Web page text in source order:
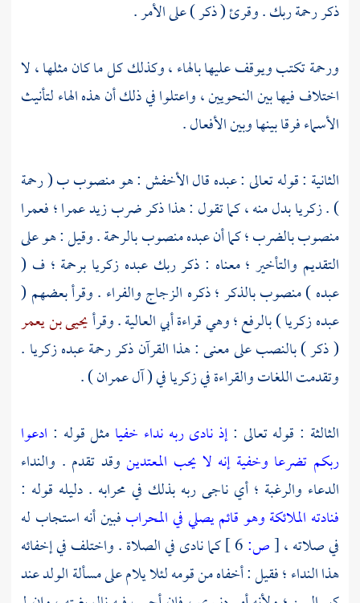
ذكر رحمة ربك . وقرئ ( ذكر ) على الأمر .
ورحمة تكتب ويوقف عليها بالهاء ، وكذلك كل ما كان مثلها ، لا
اختلاف فيها بين النحويين ، واعتلوا في ذلك أن هذه الهاء لتأنيث
الأسماء فرقا بينها وبين الأفعال .
الثانية : قوله تعالى : عبده قالالأخفش: هو منصوب ب ( رحمة
) . زكريا بدل منه ، كما تقول : هذا ذكر ضرب زيد عمرا ؛ فعمرا
منصوب بالضرب ؛ كما أن عبده منصوب بالرحمة . وقيل : هو على
التقديم والتأخير ؛ معناه : ذكر ربك عبده زكريا برحمة ؛ ف (
عبده ) منصوب بالذكر ؛ ذكره الزجاجوالفراء . وقرأ بعضهم (
عبده زكريا ) بالرفع ؛ وهي قراءةأبي العالية. وقرأيحيى بن يعمر
( ذكر ) بالنصب على معنى : هذا القرآن ذكر رحمة عبدهزكريا .
وتقدمت اللغات والقراءة فيزكريافي ( آل عمران ) .
الثالثة : قوله تعالى :إذ نادى ربه نداء خفيا مثل قوله : ادعوا
ربكم تضرعا وخفية إنه لا يحب المعتدين وقد تقدم . والنداء
الدعاء والرغبة ؛ أي ناجى ربه بذلك في محرابه . دليله قوله :
فنادته الملائكة وهو قائم يصلي في المحرابفبين أنه استجاب له
في صلاته ،[ص:
كما نادى في الصلاة . واختلف في إخفائه
هذا النداء ؛ فقيل : أخفاه من قومه لئلا يلام على مسألة الولد عند